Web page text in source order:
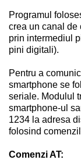
Programul
crea un canal de
prin intermediul
pini digitali).
Pentru a
smartphone se
seriale. Modulul
smartphone-ul
1234 la adresa
folosind
Comenzi AT: